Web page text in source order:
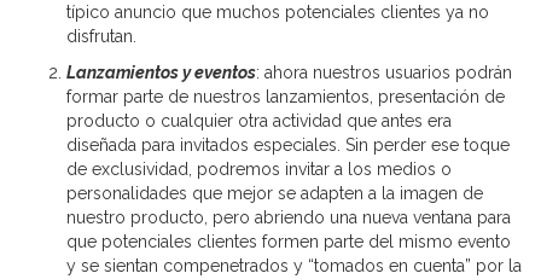
típico anuncio que muchos potenciales clientes ya no
disfrutan.
Lanzamientos y eventos: ahora nuestros usuarios podrán
formar parte de nuestros lanzamientos, presentación de
producto o cualquier otra actividad que antes era
diseñada para invitados especiales. Sin perder ese toque
de exclusividad, podremos invitar a los medios o
personalidades que mejor se adapten a la imagen de
nuestro producto, pero abriendo una nueva ventana para
que potenciales clientes formen parte del mismo evento
y se sientan compenetrados y “tomados en cuenta” por la